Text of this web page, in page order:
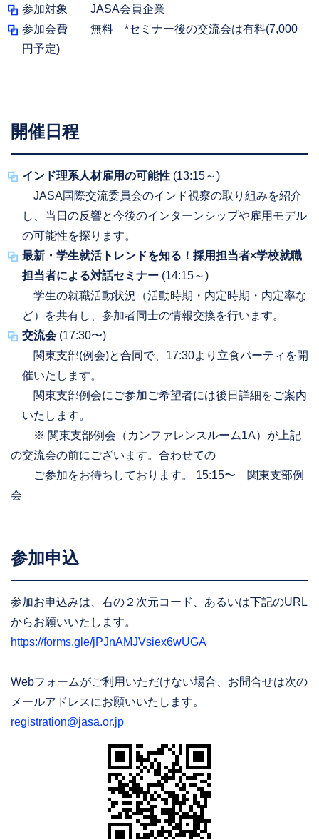
参加対象 JASA会員企業
参加会費 無料 *セミナー後の交流会は有料(7,000
円予定)
開催日程
インド理系人材雇用の可能性 (13:15～)
JASA国際交流委員会のインド視察の取り組みを紹介
し、当日の反響と今後のインターンシップや雇用モデル
の可能性を探ります。
最新・学生就活トレンドを知る！採用担当者×学校就職
担当者による対話セミナー (14:15～)
学生の就職活動状況（活動時期・内定時期・内定率な
ど）を共有し、参加者同士の情報交換を行います。
交流会(17:30〜)
関東支部(例会)と合同で、17:30より立食パーティを開
催いたします。
関東支部例会にご参加ご希望者には後日詳細をご案内
いたします。
※ 関東支部例会（カンファレンスルーム1A）が上記
の交流会の前にございます。合わせての
ご参加をお待ちしております。 15:15〜 関東支部例
会
参加申込
参加お申込みは、右の２次元コード、あるいは下記のURL
からお願いいたします。
https://forms.gle/jPJnAMJVsiex6wUGA
Webフォームがご利用いただけない場合、お問合せは次の
メールアドレスにお願いいたします。
registration@jasa.or.jp